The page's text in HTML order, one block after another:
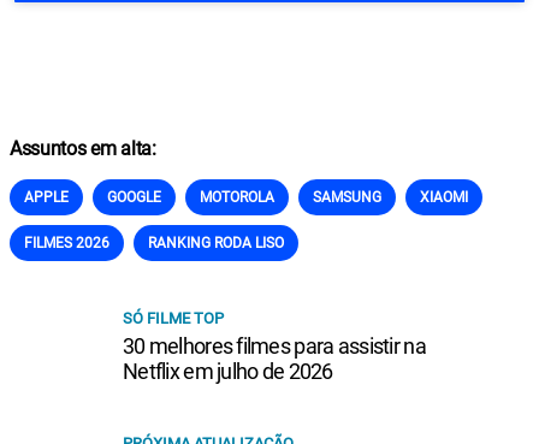
Assuntos em alta:
APPLE GOOGLE MOTOROLA SAMSUNG XIAOMI
FILMES 2026 RANKING RODA LISO
SÓ FILME TOP
30 melhores filmes para assistir na
Netflix em julho de 2026